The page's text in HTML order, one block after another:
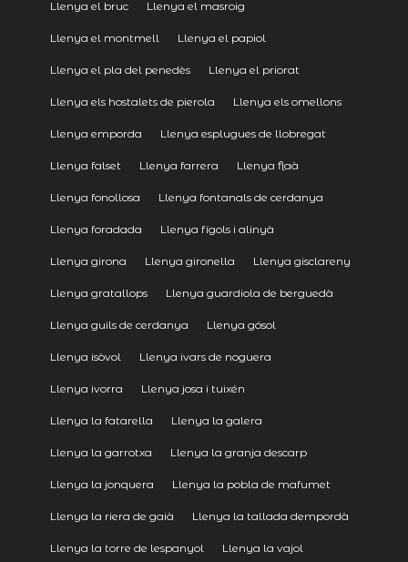
Llenya el bruc Llenya el masroig
Llenya el montmell Llenya el papiol
Llenya el pla del penedès Llenya el priorat
Llenya els hostalets de pierola Llenya els omellons
Llenya emporda Llenya esplugues de llobregat
Llenya falset Llenya farrera Llenya flaà
Llenya fonollosa Llenya fontanals de cerdanya
Llenya foradada Llenya fígols i alinyà
Llenya girona Llenya gironella Llenya gisclareny
Llenya gratallops Llenya guardiola de berguedà
Llenya guils de cerdanya Llenya gósol
Llenya isòvol Llenya ivars de noguera
Llenya ivorra Llenya josa i tuixén
Llenya la fatarella Llenya la galera
Llenya la garrotxa Llenya la granja descarp
Llenya la jonquera Llenya la pobla de mafumet
Llenya la riera de gaià Llenya la tallada dempordà
Llenya la torre de lespanyol Llenya la vajol